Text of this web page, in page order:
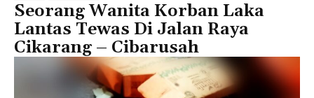
Seorang Wanita Korban Laka
Lantas Tewas Di Jalan Raya
Cikarang – Cibarusah